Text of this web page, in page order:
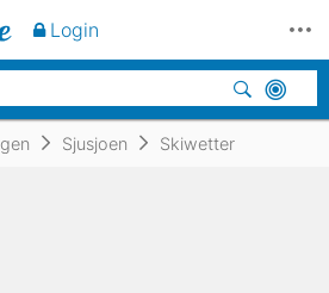
Sjusjoen Skiwetter
Login